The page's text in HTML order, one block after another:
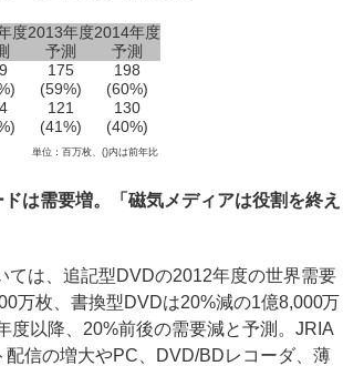
度2013年度
予測
2014年度
予測
175
(59%)
198
(60%)
121
(41%)
130
(40%)
単位：百万枚、()内は前年比
は需要増。「磁気メディアは役割を終え
は、追記型DVDの2012年度の世界需要
万枚、書換型DVDは20%減の1億8,000万
度以降、20%前後の需要減と予測。JRIA
配信の増大やPC、DVD/BDレコーダ、薄